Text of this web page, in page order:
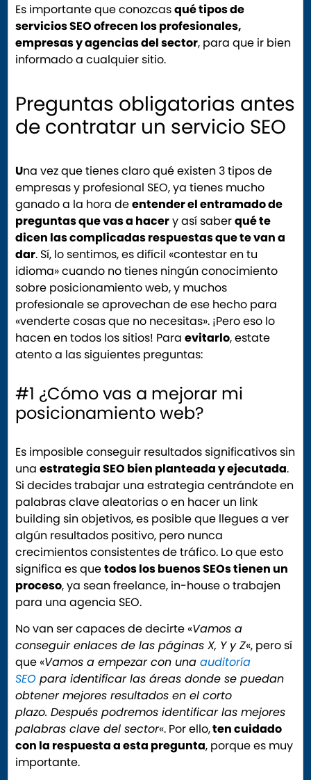
Es importante que conozcasqué tipos de
servicios SEO ofrecen los profesionales,
empresas y agencias del sector, para que ir bien
informado a cualquier sitio.
Preguntas obligatorias antes
de contratar un servicio SEO
Una vez que tienes claro qué existen 3 tipos de
empresas y profesional SEO, ya tienes mucho
ganado a la hora deentender el entramado de
preguntas que vas a hacery así saberqué te
dicen las complicadas respuestas que te van a
dar. Sí, lo sentimos, es difícil «contestar en tu
idioma» cuando no tienes ningún conocimiento
sobre posicionamiento web, y muchos
profesionale se aprovechan de ese hecho para
«venderte cosas que no necesitas». ¡Pero eso lo
hacen en todos los sitios! Paraevitarlo, estate
atento a las siguientes preguntas:
#1 ¿Cómo vas a mejorar mi
posicionamiento web?
Es imposible conseguir resultados significativos sin
unaestrategia SEO bien planteada y ejecutada.
Si decides trabajar una estrategia centrándote en
palabras clave aleatorias o en hacer un link
building sin objetivos, es posible que llegues a ver
algún resultados positivo, pero nunca
crecimientos consistentes de tráfico. Lo que esto
significa es quetodos los buenos SEOs tienen un
proceso, ya sean freelance, in-house o trabajen
para una agencia SEO.
No van ser capaces de decirte «Vamos a
conseguir enlaces de las páginas X, Y y Z«, pero sí
que «Vamos a empezar con unaauditoría
SEO para identificar las áreas donde se puedan
obtener mejores resultados en el corto
plazo. Después podremos identificar las mejores
palabras clave del sector«. Por ello,ten cuidado
con la respuesta a esta pregunta, porque es muy
importante.